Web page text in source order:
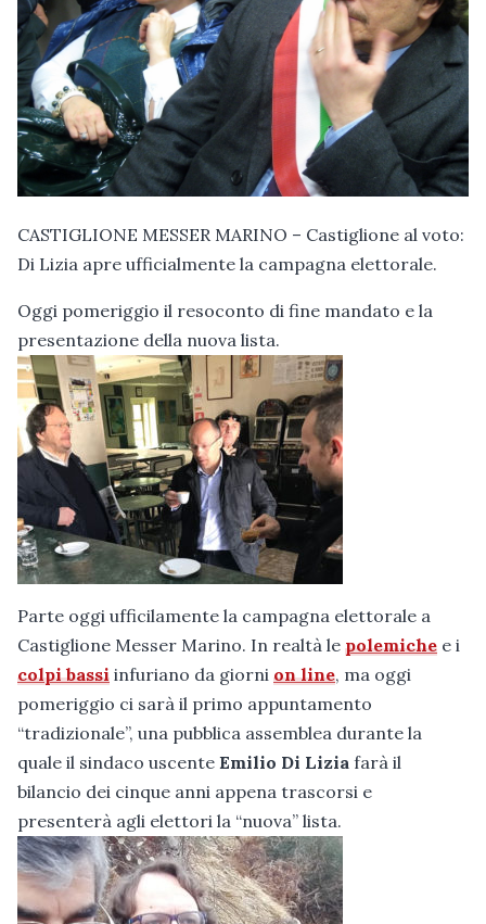
CASTIGLIONE MESSER MARINO – Castiglione al voto:
Di Lizia apre ufficialmente la campagna elettorale.
Oggi pomeriggio il resoconto di fine mandato e la
presentazione della nuova lista.
Parte oggi ufficilamente la campagna elettorale a
Castiglione Messer Marino. In realtà le polemiche e i
colpi bassi infuriano da giorni on line, ma oggi
pomeriggio ci sarà il primo appuntamento
“tradizionale”, una pubblica assemblea durante la
quale il sindaco uscente Emilio Di Lizia farà il
bilancio dei cinque anni appena trascorsi e
presenterà agli elettori la “nuova” lista.